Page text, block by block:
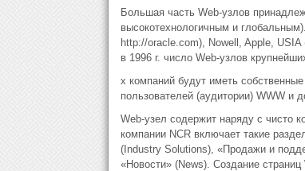
Большая часть Web-узлов
высокотехнологичным и
http://oracle.com), Nowell, Apple,
в 1996 г. число Web-узлов
х компаний будут иметь
пользователей (аудитории) WWW и
Web-узел содержит наряду с чисто
компании NCR включает такие
(Industry Solutions), «Продажи и
«Новости» (News). Создание